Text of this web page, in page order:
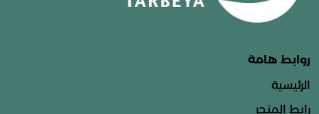
روابط هامة
الرئيسية
رابط المتجر